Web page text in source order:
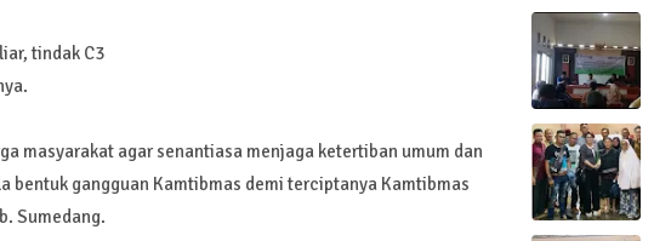
tindak C3
masyarakat agar senantiasa menjaga ketertiban umum dan
bentuk gangguan Kamtibmas demi terciptanya Kamtibmas
Sumedang.